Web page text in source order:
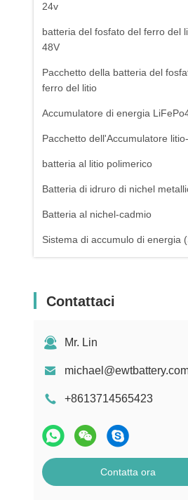
24v
batteria del fosfato del ferro del
48V
Pacchetto della batteria del
ferro del litio
Accumulatore di energia
Pacchetto dell'Accumulatore
batteria al litio polimerico
Batteria di idruro di nichel
Batteria al nichel-cadmio
Sistema di accumulo di energia
Contattaci
Mr. Lin
+8613714565423
Contatta ora